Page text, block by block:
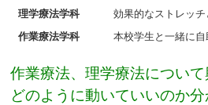
理学療法学科 効果的なストレッ
作業療法学科
本校学生と一緒に自
作業療法、理学療法について
どのように動いていいのか